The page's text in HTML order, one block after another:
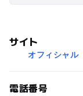
サイト
オフィシャル
電話番号